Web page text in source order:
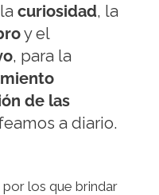
curiosidad, la
y el
, para la
de las
a diario.
los que brindar